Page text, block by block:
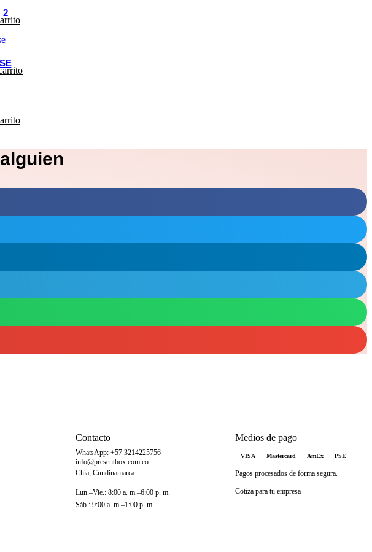
2
Contacto
WhatsApp: +57 3214225756
info@presentbox.com.co
Chía, Cundinamarca
Lun.–Vie.: 8:00 a. m.–6:00 p. m.
Sáb.: 9:00 a. m.–1:00 p. m.
Medios de pago
VISA Mastercard AmEx PSE
Pagos procesados de forma segura.
Cotiza para tu empresa